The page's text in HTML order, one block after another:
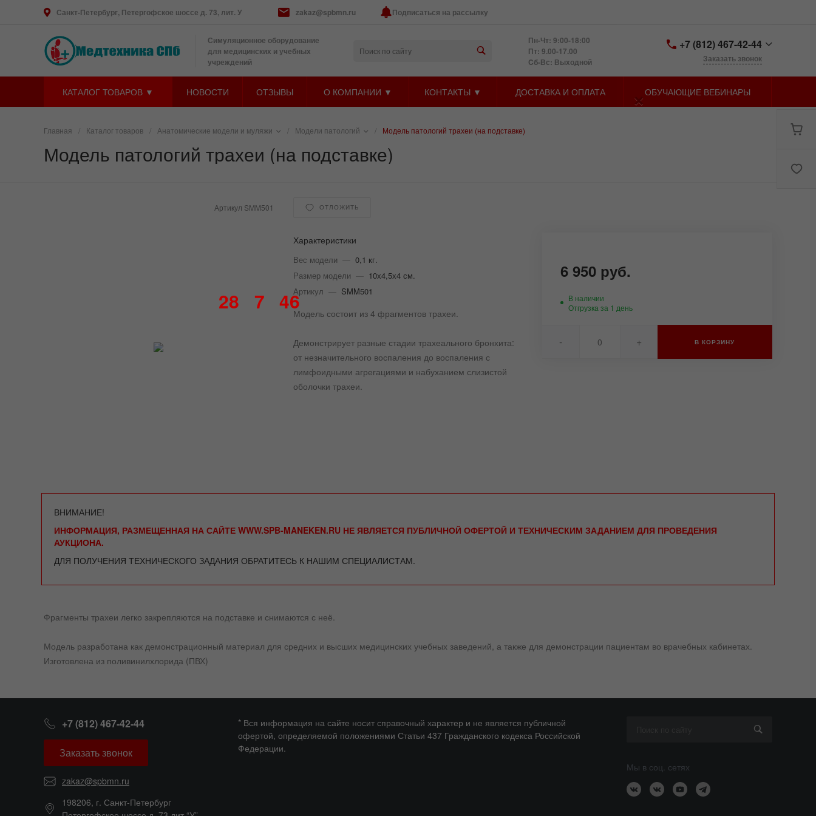
Санкт-Петербург, Петергофское шоссе д. 73, лит. У zakaz@spbmn.ru Подписаться на рассылку
Симуляционное оборудование
для медицинских и учебных
учреждений
Пн-Чт: 9:00-18:00
Пт: 9.00-17.00
Cб-Вс: Выходной
+7 (812) 467-42-44
Санкт-Петербург,
73, лит. У
Заказать звонок
КАТАЛОГ ТОВАРОВ ▼ НОВОСТИ ОТЗЫВЫ О КОМПАНИИ ▼ КОНТАКТЫ ▼ ДОСТАВКА И ОПЛАТА ОБУЧАЮЩИЕ ВЕБИНАРЫ
Главная / Каталог товаров / Анатомические модели и муляжи / Модели патологий / Модель патологий трахеи (на подставке)
Модель патологий трахеи (на подставке)
Артикул SMM501 ОТЛОЖИТЬ
Характеристики
Вес модели — 0,1 кг.
Размер модели — 10х4,5х4 см.
Артикул — SMM501
Модель состоит из 4 фрагментов трахеи.
Демонстрирует разные стадии трахеального бронхита:
от незначительного воспаления до воспаления с
лимфоидными агрегациями и набуханием слизистой
оболочки трахеи.
6 950 руб.
В наличии
Отгрузка за 1 день
- + В КОРЗИНУ
ВНИМАНИЕ!
ИНФОРМАЦИЯ, РАЗМЕЩЕННАЯ НА САЙТЕ WWW.SPB-MANEKEN.RU НЕ ЯВЛЯЕТСЯ ПУБЛИЧНОЙ ОФЕРТОЙ И ТЕХНИЧЕСКИМ ЗАДАНИЕМ ДЛЯ ПРОВЕДЕНИЯ
АУКЦИОНА.
ДЛЯ ПОЛУЧЕНИЯ ТЕХНИЧЕСКОГО ЗАДАНИЯ ОБРАТИТЕСЬ К НАШИМ СПЕЦИАЛИСТАМ.
Фрагменты трахеи легко закрепляются на подставке и снимаются с неё.
Модель разработана как демонстрационный материал для средних и высших медицинских учебных заведений, а также для демонстрации пациентам во врачебных кабинетах.
Изготовлена из поливинилхлорида (ПВХ)
+7 (812) 467-42-44
Заказать звонок
zakaz@spbmn.ru
198206, г. Санкт-Петербург
* Вся информация на сайте носит справочный характер и не является публичной
офертой, определяемой положениями Статьи 437 Гражданского кодекса Российской
Федерации.
Мы в соц. сетях
×
28 7 46